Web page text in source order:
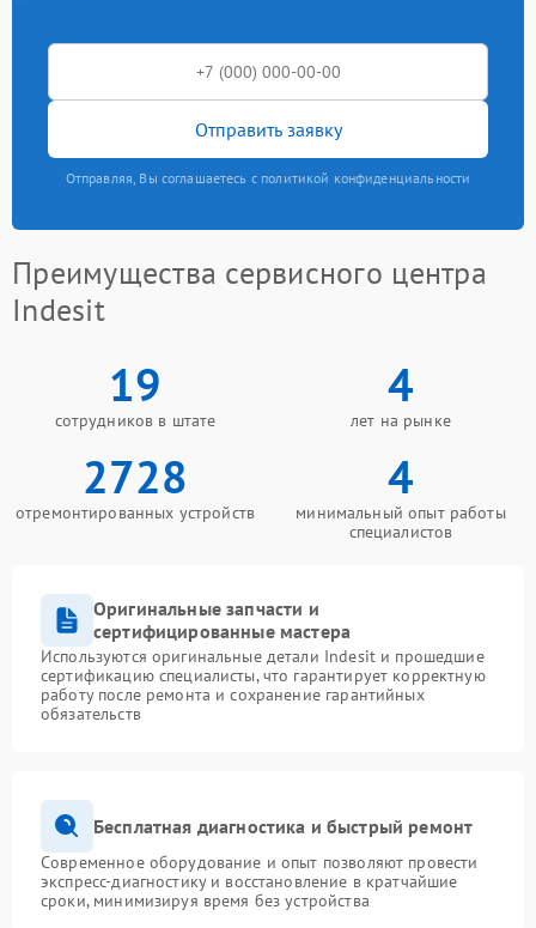
Отправить заявку
Отправляя, Вы соглашаетесь с политикой конфиденциальности
Преимущества сервисного центра
Indesit
19
сотрудников в штате
4
лет на рынке
2728
отремонтированных устройств
4
минимальный опыт работы
специалистов
Оригинальные запчасти и
сертифицированные мастера
Используются оригинальные детали Indesit и прошедшие
сертификацию специалисты, что гарантирует корректную
работу после ремонта и сохранение гарантийных
обязательств
Бесплатная диагностика и быстрый ремонт
Современное оборудование и опыт позволяют провести
экспресс-диагностику и восстановление в кратчайшие
сроки, минимизируя время без устройства